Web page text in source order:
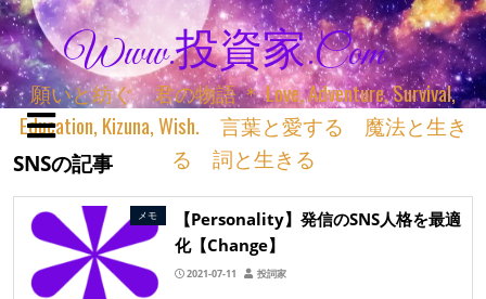
Www.投資家.com
願いと紡ぐ 君の物語 ＊ Love, Adventure, Survival,
Education, Kizuna, Wish. 言葉と愛する 魔法と生き
る 詞と生きる
SNSの記事
メモ
【Personality】発信のSNS人格を最適
化【Change】
2021-07-11 投詞家